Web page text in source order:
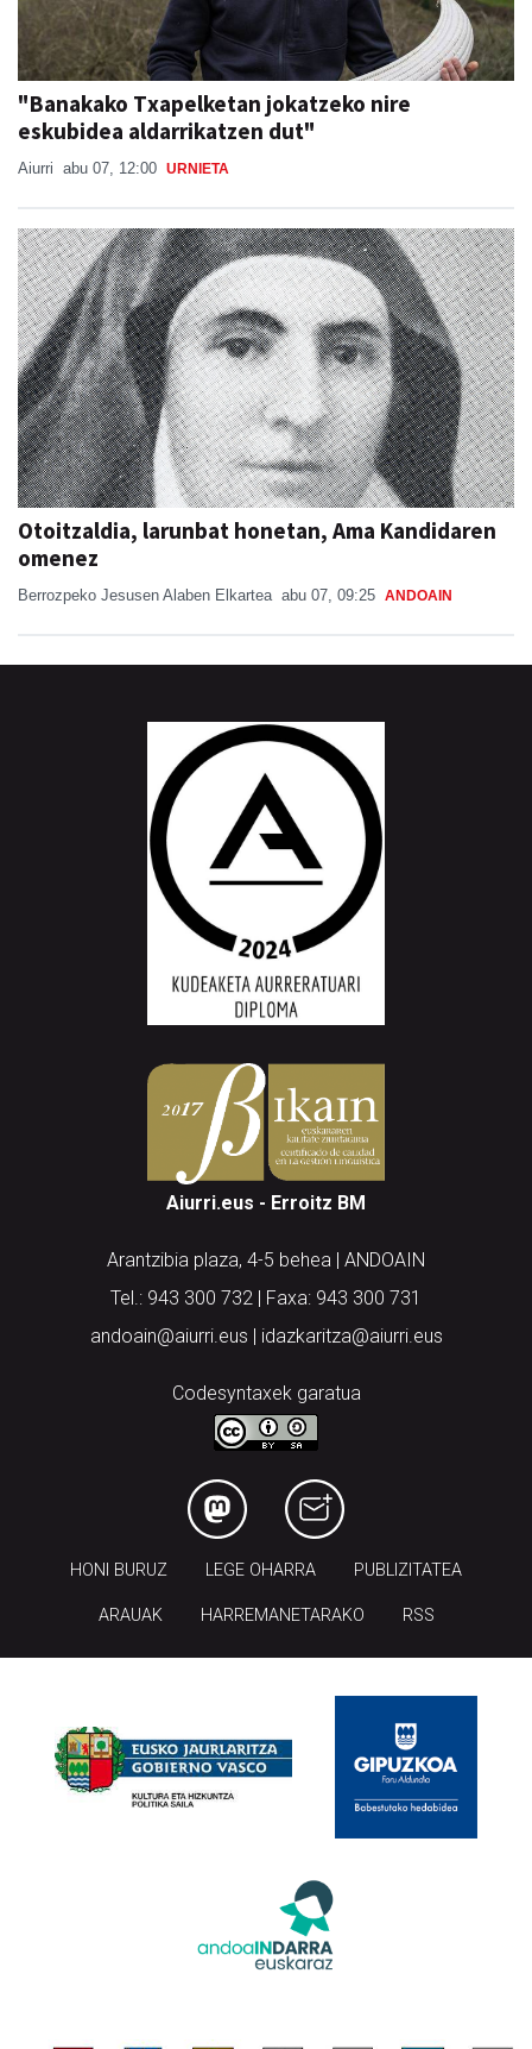
"Banakako Txapelketan jokatzeko nire
eskubidea aldarrikatzen dut"
Aiurri abu 07, 12:00 URNIETA
Otoitzaldia, larunbat honetan, Ama Kandidaren
omenez
Berrozpeko Jesusen Alaben Elkartea abu 07, 09:25 ANDOAIN
Aiurri.eus - Erroitz BM
Arantzibia plaza, 4-5 behea | ANDOAIN
Tel.: 943 300 732 | Faxa: 943 300 731
andoain@aiurri.eus | idazkaritza@aiurri.eus
Codesyntaxek garatua
HONI BURUZ LEGE OHARRA PUBLIZITATEA
ARAUAK HARREMANETARAKO RSS